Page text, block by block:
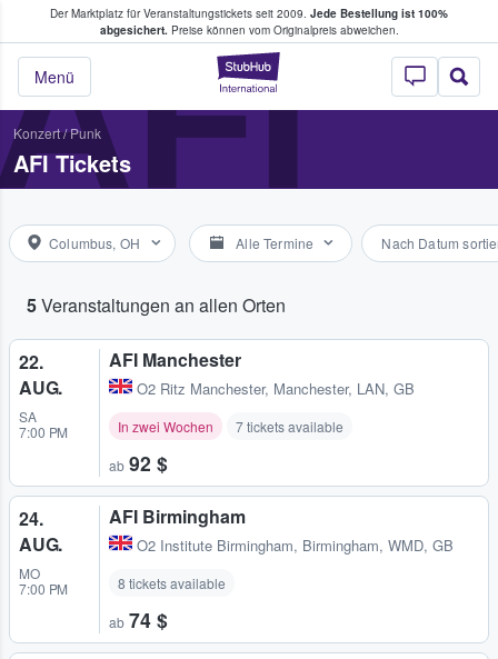
Der Marktplatz für Veranstaltungstickets seit 2009. Jede Bestellung ist 100%
abgesichert.Preise können vom Originalpreis abweichen.
StubHub - Wo
Menü
Tickets kaufen & verkaufen
Konzert/Punk
AFI Tickets
Columbus, OH Alle Termine Nach Datum
5Veranstaltungen an allen Orten
22.
AUG.
SA
7:00 PM
AFI Manchester
O2 Ritz Manchester, Manchester, LAN, GB
In zwei Wochen 7 tickets available
ab 92 $
24.
AUG.
MO
7:00 PM
AFI Birmingham
O2 Institute Birmingham, Birmingham, WMD, GB
8 tickets available
ab 74 $